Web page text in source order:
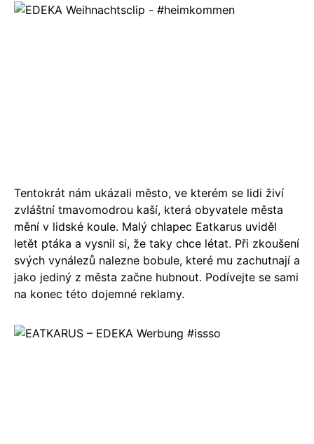
Tentokrát nám ukázali město, ve kterém se lidi živí
zvláštní tmavomodrou kaší, která obyvatele města
mění v lidské koule. Malý chlapec Eatkarus uviděl
letět ptáka a vysnil si, že taky chce létat. Při zkoušení
svých vynálezů nalezne bobule, které mu zachutnají a
jako jediný z města začne hubnout. Podívejte se sami
na konec této dojemné reklamy.